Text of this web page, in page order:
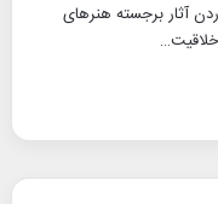
آثار برجسته هنرهای